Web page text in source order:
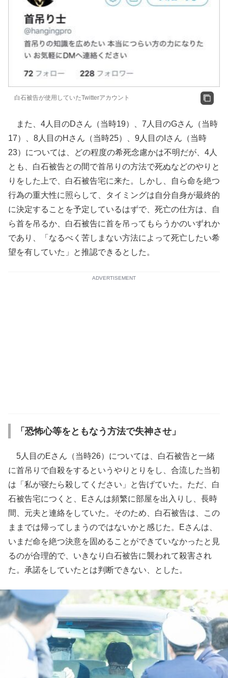
白石被告が使用していたTwitterアカウント
また、4人目のDさん（当時19）、7人目のGさん（当時
17）、8人目のHさん（当時25）、9人目のIさん（当時
23）については、どの程度の希死念慮かは不明だが、4人
とも、白石被告との間で首吊りの方法で死ぬなどのやりと
りをした上で、白石被告宅に来た。しかし、自ら命を絶つ
行為の重大性に照らして、タイミングは自分自身が最終的
に決定することを予定しているはずで、死亡の仕方は、自
ら首を吊るか、白石被告に首を吊ってもらうかのいずれか
であり、「なるべく苦しまない方法によって死亡したい希
望を有していた」と推認できるとした。
ADVERTISEMENT
「恐怖心等をともなう方法で失神させ」
5人目のEさん（当時26）については、白石被告と一緒
に首吊りで自殺をするというやりとりをし、合流した当初
は「私が寝たら殺してください」と告げていた。ただ、白
石被告宅につくと、Eさんは頻繁に部屋を出入りし、長時
間、元夫と連絡をしていた。そのため、白石被告は、この
ままでは帰ってしまうのではないかと感じた。Eさんは、
いまだ命を絶つ決意を固めることができていなかったと見
るのが合理的で、いきなり白石被告に襲われて殺害され
た。承諾をしていたとは判断できない、とした。